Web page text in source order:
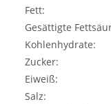
Fett:
Gesättigte
Kohlenhydrate:
Zucker:
Eiweiß:
Salz: